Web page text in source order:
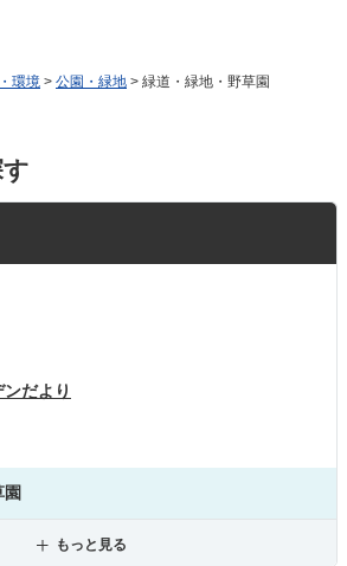
環境 > 公園・緑地 > 緑道・緑地・野草園
だより
もっと見る